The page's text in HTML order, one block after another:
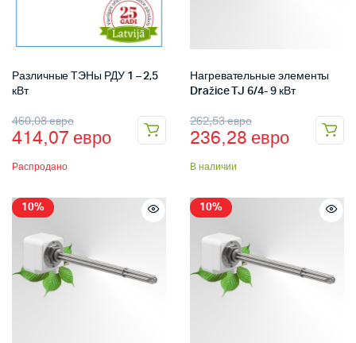
Различные ТЭНы РДУ 1 – 2,5
кВт
460,08евро
414,07 евро
Распродано
Нагревательные элементы
Dražice TJ 6/4- 9 кВт
262,53евро
236,28 евро
В наличии
10% 10%